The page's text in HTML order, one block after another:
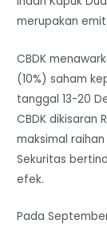
merupakan
CBDK
(10%) saham
tanggal 13-20
CBDK dikisaran
maksimal raihan
Sekuritas
efek.
Pada